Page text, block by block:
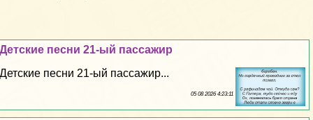
Детские песни 21-ый пассажир
Детские песни 21-ый пассажир...
05 08 2026 4:23:11